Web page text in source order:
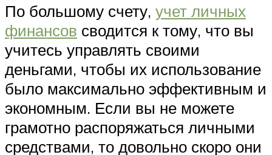
По большому счету, учет личных
финансов сводится к тому, что вы
учитесь управлять своими
деньгами, чтобы их использование
было максимально эффективным и
экономным. Если вы не можете
грамотно распоряжаться личными
средствами, то довольно скоро они